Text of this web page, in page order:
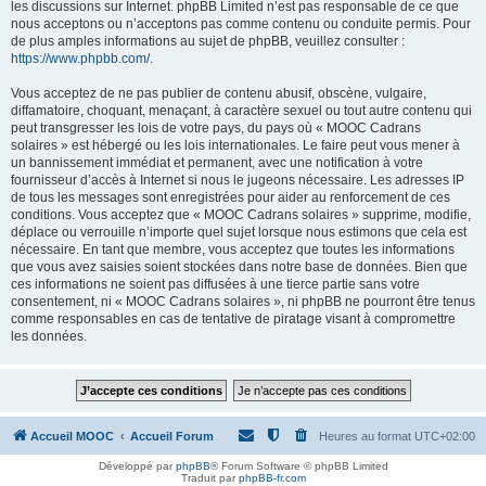
les discussions sur Internet. phpBB Limited n’est pas responsable de ce que
nous acceptons ou n’acceptons pas comme contenu ou conduite permis. Pour
de plus amples informations au sujet de phpBB, veuillez consulter :
https://www.phpbb.com/.
Vous acceptez de ne pas publier de contenu abusif, obscène, vulgaire,
diffamatoire, choquant, menaçant, à caractère sexuel ou tout autre contenu qui
peut transgresser les lois de votre pays, du pays où « MOOC Cadrans
solaires » est hébergé ou les lois internationales. Le faire peut vous mener à
un bannissement immédiat et permanent, avec une notification à votre
fournisseur d’accès à Internet si nous le jugeons nécessaire. Les adresses IP
de tous les messages sont enregistrées pour aider au renforcement de ces
conditions. Vous acceptez que « MOOC Cadrans solaires » supprime, modifie,
déplace ou verrouille n’importe quel sujet lorsque nous estimons que cela est
nécessaire. En tant que membre, vous acceptez que toutes les informations
que vous avez saisies soient stockées dans notre base de données. Bien que
ces informations ne soient pas diffusées à une tierce partie sans votre
consentement, ni « MOOC Cadrans solaires », ni phpBB ne pourront être tenus
comme responsables en cas de tentative de piratage visant à compromettre
les données.
Accueil MOOC Accueil Forum Heures au format UTC+02:00
Développé parphpBB® Forum Software © phpBB Limited
Traduit parphpBB-fr.com